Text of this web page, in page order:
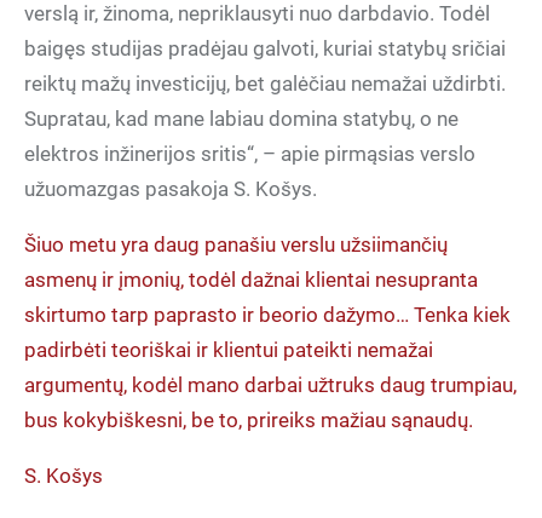
verslą ir, žinoma, nepriklausyti nuo darbdavio. Todėl
baigęs studijas pradėjau galvoti, kuriai statybų sričiai
reiktų mažų investicijų, bet galėčiau nemažai uždirbti.
Supratau, kad mane labiau domina statybų, o ne
elektros inžinerijos sritis“, – apie pirmąsias verslo
užuomazgas pasakoja S. Košys.
Šiuo metu yra daug panašiu verslu užsiimančių
asmenų ir įmonių, todėl dažnai klientai nesupranta
skirtumo tarp paprasto ir beorio dažymo… Tenka kiek
padirbėti teoriškai ir klientui pateikti nemažai
argumentų, kodėl mano darbai užtruks daug trumpiau,
bus kokybiškesni, be to, prireiks mažiau sąnaudų.
S. Košys